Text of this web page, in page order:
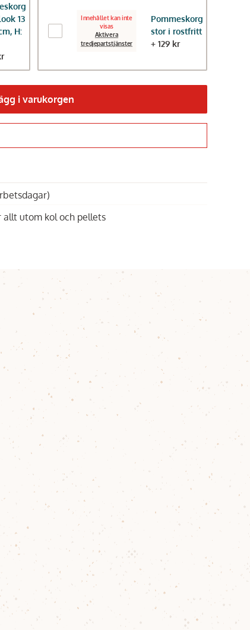
13
H:
Innehållet kan inte
visas
Aktivera
tredjepartstjänster
Pommeskorg
stor i rostfritt
+ 129 kr
i varukorgen
allt utom kol och pellets